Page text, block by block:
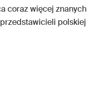
coraz więcej znanych
polskiej